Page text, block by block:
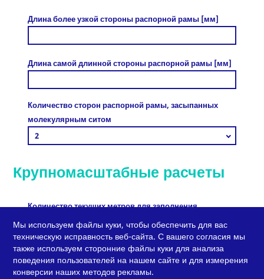
Длина более узкой стороны распорной рамы [мм]
Длина самой длинной стороны распорной рамы [мм]
Количество сторон распорной рамы, засыпанных
молекулярным ситом
2
Крупномасштабные расчеты
Количество текущих метров для заполнения
выбранным молекулярным ситом [м]
Мы используем файлы куки, чтобы обеспечить для вас
техническую исправность веб-сайта. С вашего согласия мы
также используем сторонние файлы куки для анализа
поведения пользователей на нашем сайте и для измерения
конверсии наших методов рекламы.